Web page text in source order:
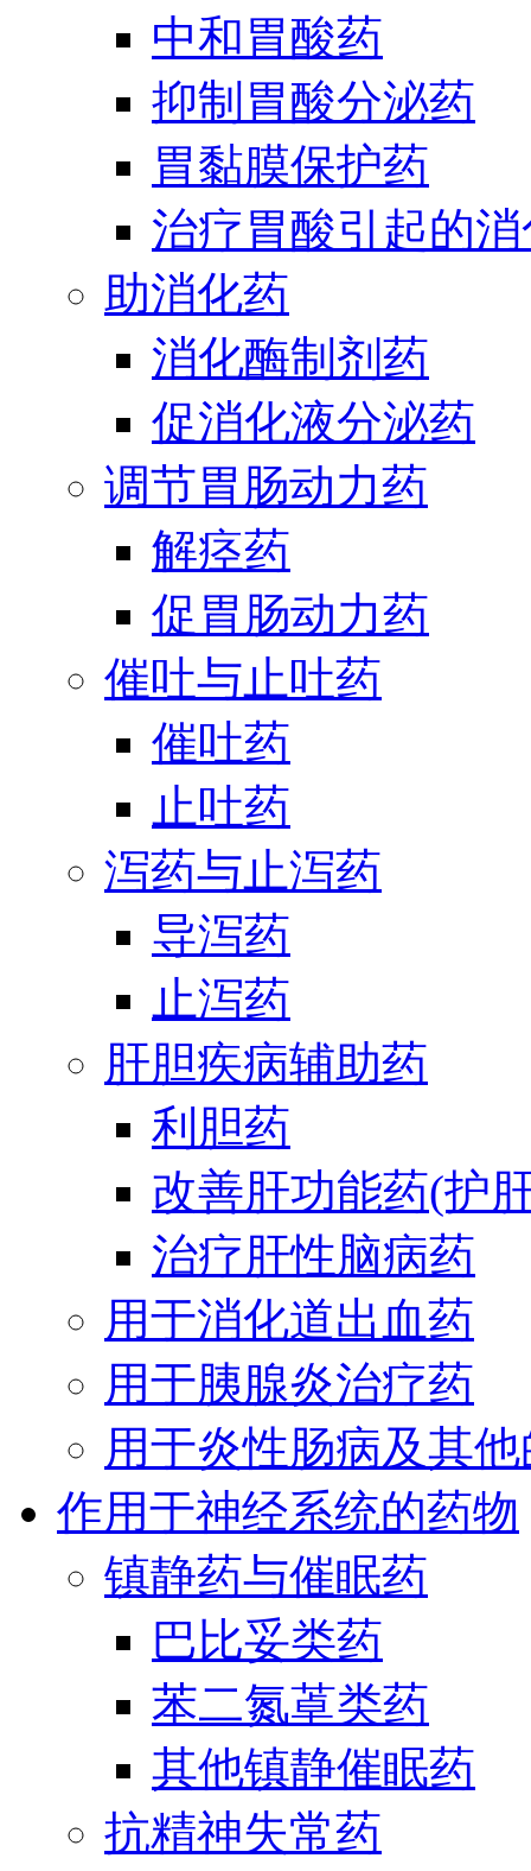
中和胃酸药
抑制胃酸分泌药
胃黏膜保护药
治疗胃酸引起的
助消化药
消化酶制剂药
促消化液分泌药
调节胃肠动力药
解痉药
促胃肠动力药
催吐与止吐药
催吐药
止吐药
泻药与止泻药
导泻药
止泻药
肝胆疾病辅助药
利胆药
改善肝功能药(护
治疗肝性脑病药
用于消化道出血药
用于胰腺炎治疗药
用于炎性肠病及其
作用于神经系统的药物
镇静药与催眠药
巴比妥类药
苯二氮䓬类药
其他镇静催眠药
抗精神失常药